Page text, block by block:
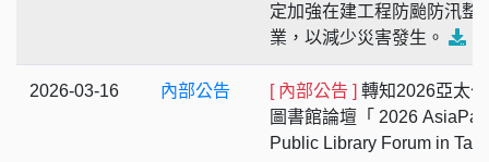
定加強在建工程防颱防汛整
業，以減少災害發生。
2026-03-16 內部公告 [ 內部公告 ] 轉知2026亞太
圖書館論壇「 2026
Public Library Forum in